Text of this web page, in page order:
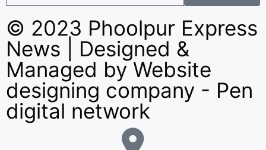
© 2023 Phoolpur Express
News | Designed &
Managed byWebsite
designing company - Pen
digital network